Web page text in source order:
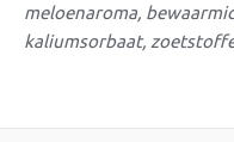
meloenaroma,
kaliumsorbaat,